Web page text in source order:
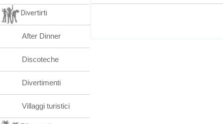
Divertirti
After Dinner
Discoteche
Divertimenti
Villaggi turistici